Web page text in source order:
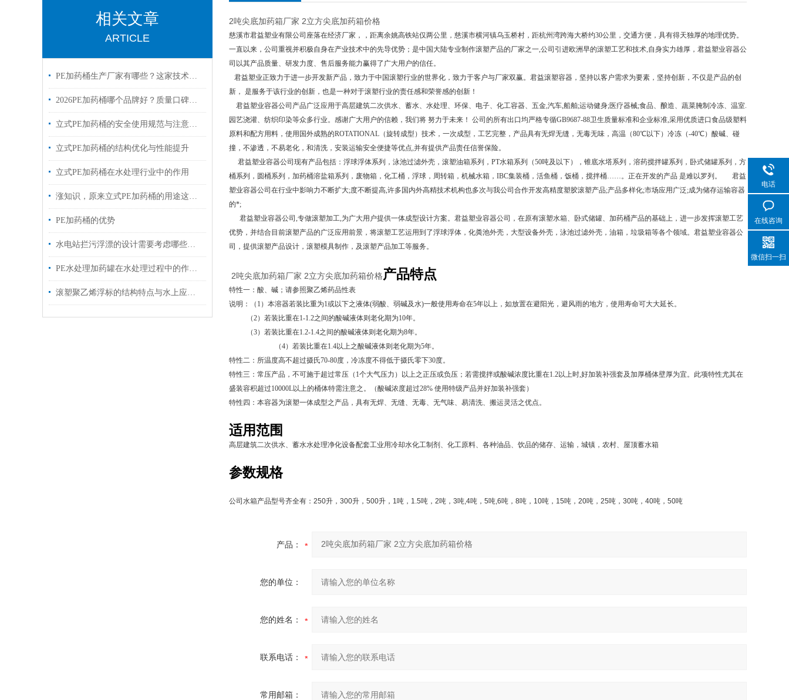
相关文章
ARTICLE
PE加药桶生产厂家有哪些？这家技术强、可定制、交货快
2026PE加药桶哪个品牌好？质量口碑、技术实力、性价比全面解析
立式PE加药桶的安全使用规范与注意事项
立式PE加药桶的结构优化与性能提升
立式PE加药桶在水处理行业中的作用
涨知识，原来立式PE加药桶的用途这么多
PE加药桶的优势
水电站拦污浮漂的设计需要考虑哪些因素？
PE水处理加药罐在水处理过程中的作用是什么？
滚塑聚乙烯浮标的结构特点与水上应用优势
2吨尖底加药箱厂家 2立方尖底加药箱价格
慈溪市君益塑业有限公司座落在经济厂家，，距离余姚高铁站仅两公里，慈溪市横河镇乌玉桥村，距杭州湾跨海大桥约30公里，交通方便，具有得天独厚的地理优势。
一直以来，公司重视并积极自身在产业技术中的先导优势；是中国大陆专业制作滚塑产品的厂家之一,公司引进欧洲早的滚塑工艺和技术,自身实力雄厚，君益塑业容器公
司以其产品质量、研发力度、售后服务能力赢得了广大用户的信任。
君益塑业正致力于进一步开发新产品，致力于中国滚塑行业的世界化，致力于客户与厂家双赢。君益滚塑容器，坚持以客户需求为要素，坚持创新，不仅是产品的创
新， 是服务于该行业的创新，也是一种对于滚塑行业的责任感和荣誉感的创新！
君益塑业容器公司产品广泛应用于高层建筑二次供水、蓄水、水处理、环保、电子、化工容器、五金,汽车,船舶;运动健身;医疗器械;食品、酿造、蔬菜腌制冷冻、温室.
园艺浇灌、纺织印染等众多行业。感谢广大用户的信赖，我们将 努力于未来！ 公司的所有出口均严格专循GB9687-88卫生质量标准和企业标准,采用优质进口食品级塑料
原料和配方用料，使用国外成熟的ROTATIONAL（旋转成型）技术，一次成型，工艺完整，产品具有无焊无缝，无毒无味，高温（80℃以下）冷冻（-40℃）酸碱、碰
撞，不渗透，不易老化，和清洗，安装运输安全便捷等优点,并有提供产品责任信誉保险。
君益塑业容器公司现有产品包括：浮球浮体系列，泳池过滤外壳，滚塑油箱系列，PT水箱系列（50吨及以下），锥底水塔系列，溶药搅拌罐系列，卧式储罐系列，方
桶系列，圆桶系列，加药桶溶盐箱系列，废物箱，化工桶，浮球，周转箱，机械水箱，IBC集装桶，活鱼桶，饭桶，搅拌桶……。正在开发的产品 是难以罗列。 君益
塑业容器公司在行业中影响力不断扩大;度不断提高,许多国内外高精技术机构也多次与我公司合作开发高精度塑胶滚塑产品;产品多样化;市场应用广泛;成为储存运输容器
的*;
君益塑业容器公司,专做滚塑加工,为广大用户提供一体成型设计方案。君益塑业容器公司，在原有滚塑水箱、卧式储罐、加药桶产品的基础上，进一步发挥滚塑工艺
优势，并结合目前滚塑产品的广泛应用前景，将滚塑工艺运用到了浮球浮体，化粪池外壳，大型设备外壳，泳池过滤外壳，油箱，垃圾箱等各个领域。君益塑业容器公
司，提供滚塑产品设计，滚塑模具制作，及滚塑产品加工等服务。
2吨尖底加药箱厂家 2立方尖底加药箱价格产品特点
特性一：酸、碱；请参照聚乙烯药品性表
说明：（1）本溶器若装比重为1或以下之液体(弱酸、弱碱及水)一般使用寿命在5年以上，如放置在避阳光，避风雨的地方，使用寿命可大大延长。
（2）若装比重在1-1.2之间的酸碱液体则老化期为10年。
（3）若装比重在1.2-1.4之间的酸碱液体则老化期为8年。
（4）若装比重在1.4以上之酸碱液体则老化期为5年。
特性二：所温度高不超过摄氏70-80度，冷冻度不得低于摄氏零下30度。
特性三：常压产品，不可施于超过常压（1个大气压力）以上之正压或负压；若需搅拌或酸碱浓度比重在1.2以上时,好加装补强套及加厚桶体壁厚为宜。此项特性尤其在
盛装容积超过10000L以上的桶体特需注意之。（酸碱浓度超过28% 使用特级产品并好加装补强套）
特性四：本容器为滚塑一体成型之产品，具有无焊、无缝、无毒、无气味、易清洗、搬运灵活之优点。
适用范围
高层建筑二次供水、蓄水水处理净化设备配套工业用冷却水化工制剂、化工原料、各种油品、饮品的储存、运输，城镇，农村、屋顶蓄水箱
参数规格
公司水箱产品型号齐全有： 250升， 300升， 500升， 1吨， 1.5吨， 2吨， 3吨,4吨， 5吨,6吨， 8吨， 10吨， 15吨， 20吨， 25吨， 30吨， 40吨， 50吨
产品：
您的单位：
您的姓名：
联系电话：
常用邮箱：
电话
在线咨询
微信扫一扫